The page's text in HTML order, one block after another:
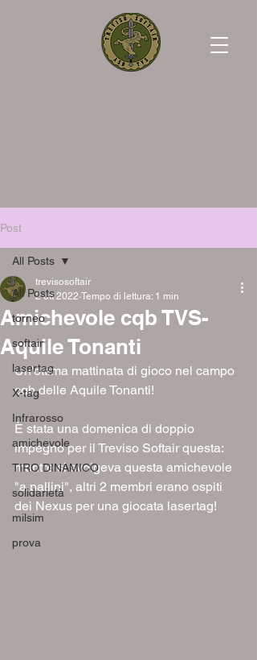
Post
All Posts
torneo
softair
lasertag
X-tag
Infrarosso
amichevole
TIRO DINAMICO
solidarietà
milsim
prova
All Posts
Amichevole cqb TVS-
Aquile Tonanti
trevisosoftair
2 ott 2022 Tempo di lettura: 1 min
Un'ottima mattinata di gioco nel campo
cqb delle Aquile Tonanti!
È stata una domenica di doppio
impegno per il Treviso Softair questa:
mentre si svolgeva questa amichevole
"a pallini", altri 2 membri erano ospiti
dei Nexus per una giocata lasertag!